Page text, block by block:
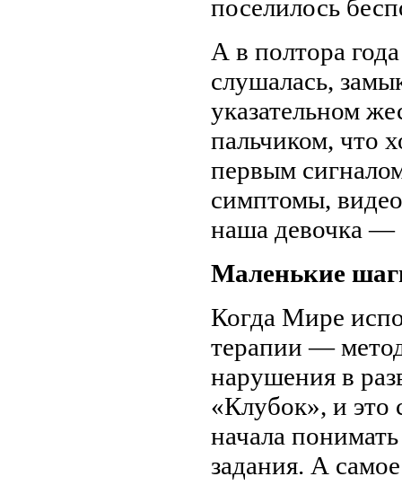
поселилось
А в полтора
слушалась,
указательном
пальчиком, что
первым
симптомы,
наша девочка —
Маленькие
Когда Мире
терапии —
нарушения в
«Клубок», и
начала
задания. А